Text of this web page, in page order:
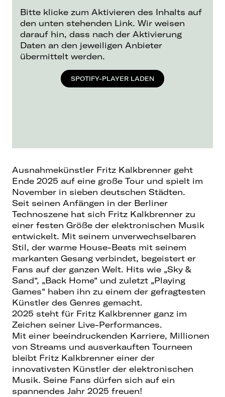
Bitte klicke zum Aktivieren des Inhalts auf
den unten stehenden Link. Wir weisen
darauf hin, dass nach der Aktivierung
Daten an den jeweiligen Anbieter
übermittelt werden.
SPOTIFY-PLAYER LADEN
Ausnahmekünstler Fritz Kalkbrenner geht
Ende 2025 auf eine große Tour und spielt im
November in sieben deutschen Städten.
Seit seinen Anfängen in der Berliner
Technoszene hat sich Fritz Kalkbrenner zu
einer festen Größe der elektronischen Musik
entwickelt. Mit seinem unverwechselbaren
Stil, der warme House-Beats mit seinem
markanten Gesang verbindet, begeistert er
Fans auf der ganzen Welt. Hits wie „Sky &
Sand“, „Back Home“ und zuletzt „Playing
Games“ haben ihn zu einem der gefragtesten
Künstler des Genres gemacht.
2025 steht für Fritz Kalkbrenner ganz im
Zeichen seiner Live-Performances.
Mit einer beeindruckenden Karriere, Millionen
von Streams und ausverkauften Tourneen
bleibt Fritz Kalkbrenner einer der
innovativsten Künstler der elektronischen
Musik. Seine Fans dürfen sich auf ein
spannendes Jahr 2025 freuen!